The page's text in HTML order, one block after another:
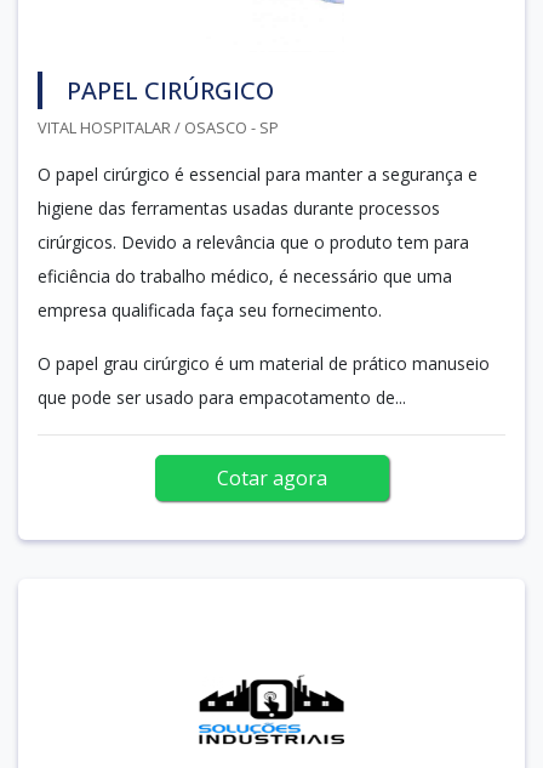
PAPEL CIRÚRGICO
VITAL HOSPITALAR / OSASCO - SP
O papel cirúrgico é essencial para manter a segurança e
higiene das ferramentas usadas durante processos
cirúrgicos. Devido a relevância que o produto tem para
eficiência do trabalho médico, é necessário que uma
empresa qualificada faça seu fornecimento.
O papel grau cirúrgico é um material de prático manuseio
que pode ser usado para empacotamento de...
Cotar agora